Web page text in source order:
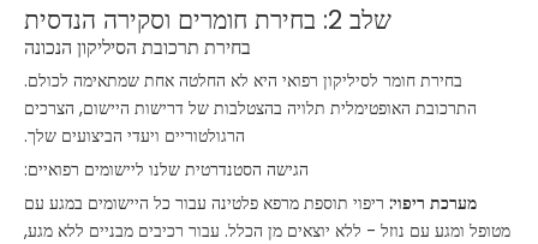
שלב 2: בחירת חומרים וסקירה הנדסית
בחירת תרכובת הסיליקון הנכונה
בחירת חומר לסיליקון רפואי היא לא החלטה אחת שמתאימה לכולם.
התרכובת האופטימלית תלויה בהצטלבות של דרישות היישום, הצרכים
הרגולטוריים ויעדי הביצועים שלך.
הגישה הסטנדרטית שלנו ליישומים רפואיים:
מערכת ריפוי: ריפוי תוספת מרפא פלטינה עבור כל היישומים במגע עם
מטופל ומגע עם נוזל - ללא יוצאים מן הכלל. עבור רכיבים מבניים ללא מגע,